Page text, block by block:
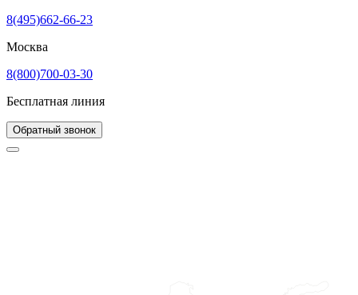
8(495)662-66-23
Москва
8(800)700-03-30
Бесплатная линия
Обратный звонок